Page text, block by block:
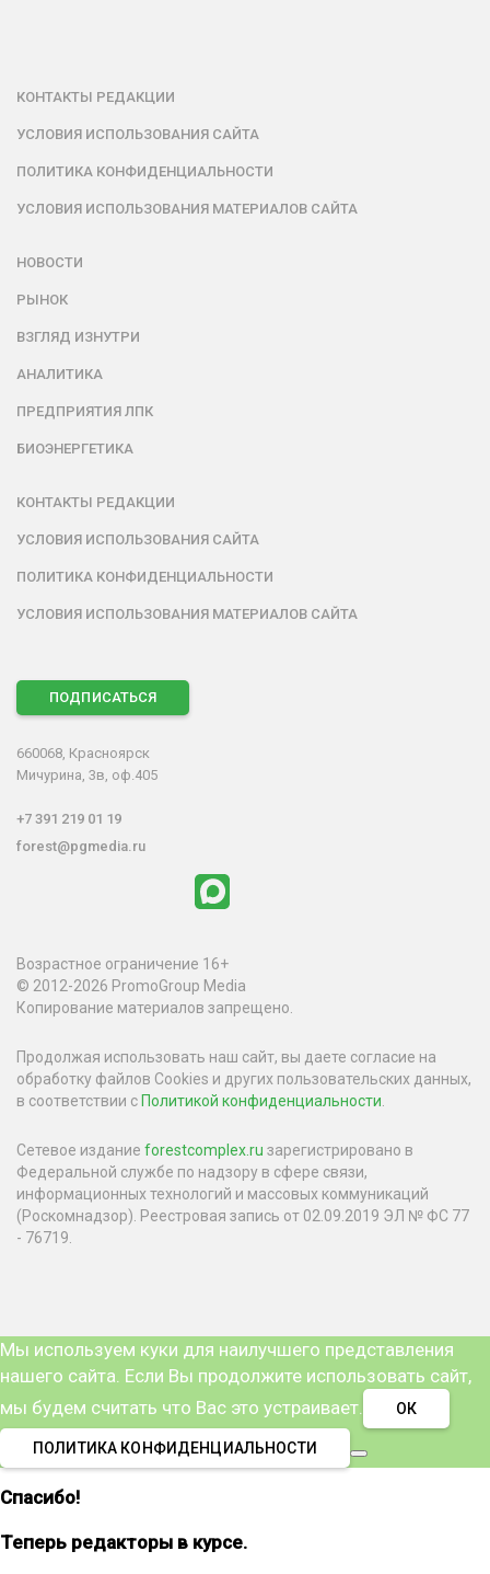
КОНТАКТЫ РЕДАКЦИИ
УСЛОВИЯ ИСПОЛЬЗОВАНИЯ САЙТА
ПОЛИТИКА КОНФИДЕНЦИАЛЬНОСТИ
УСЛОВИЯ ИСПОЛЬЗОВАНИЯ МАТЕРИАЛОВ САЙТА
НОВОСТИ
РЫНОК
ВЗГЛЯД ИЗНУТРИ
АНАЛИТИКА
ПРЕДПРИЯТИЯ ЛПК
БИОЭНЕРГЕТИКА
КОНТАКТЫ РЕДАКЦИИ
УСЛОВИЯ ИСПОЛЬЗОВАНИЯ САЙТА
ПОЛИТИКА КОНФИДЕНЦИАЛЬНОСТИ
УСЛОВИЯ ИСПОЛЬЗОВАНИЯ МАТЕРИАЛОВ САЙТА
ПОДПИСАТЬСЯ
660068, Красноярск
Мичурина, 3в, оф.405
+7 391 219 01 19
forest@pgmedia.ru
Возрастное ограничение 16+
© 2012-2026 PromoGroup Media
Копирование материалов запрещено.
Продолжая использовать наш сайт, вы даете согласие на
обработку файлов Cookies и других пользовательских данных,
в соответствии с Политикой конфиденциальности.
Сетевое издание forestcomplex.ru зарегистрировано в
Федеральной службе по надзору в сфере связи,
информационных технологий и массовых коммуникаций
(Роскомнадзор). Реестровая запись от 02.09.2019 ЭЛ № ФС 77
- 76719.
Мы используем куки для наилучшего представления
нашего сайта. Если Вы продолжите использовать сайт,
мы будем считать что Вас это устраивает.
ОК
ПОЛИТИКА КОНФИДЕНЦИАЛЬНОСТИ
Спасибо!
Теперь редакторы в курсе.